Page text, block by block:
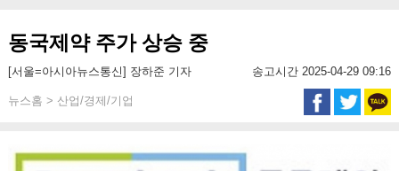
동국제약 주가 상승 중
[서울=아시아뉴스통신] 장하준 기자 송고시간 2025-04-29 09:16
뉴스홈 > 산업/경제/기업